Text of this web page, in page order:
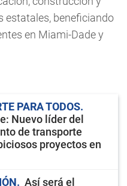
estatales, beneficiando
en Miami-Dade y
PARA TODOS
Nuevo líder del
de transporte
proyectos en
Así será el